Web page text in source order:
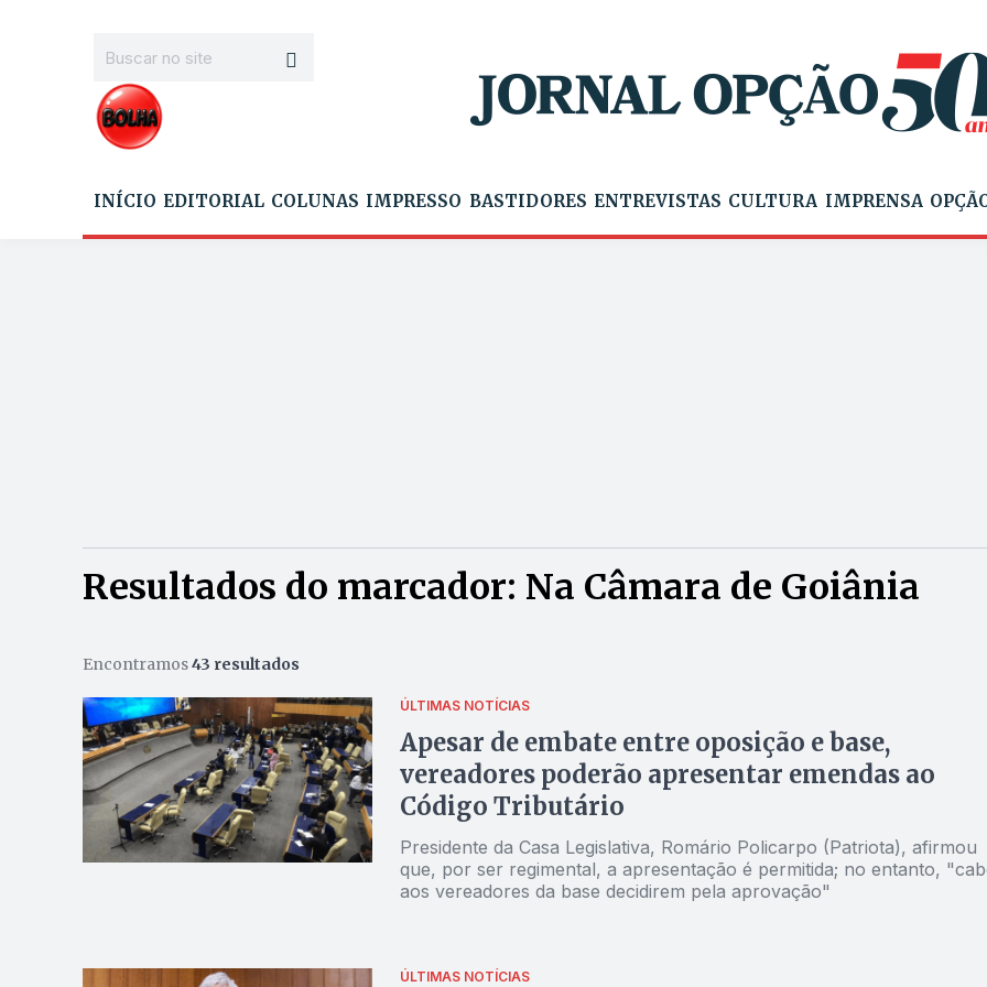
INÍCIO EDITORIAL COLUNAS IMPRESSO BASTIDORES ENTREVISTAS CULTURA IMPRENSA
Resultados do marcador: Na Câmara de Goiânia
Encontramos43 resultados
ÚLTIMAS NOTÍCIAS
Apesar de embate entre oposição e base,
vereadores poderão apresentar emendas ao
Código Tributário
Presidente da Casa Legislativa, Romário Policarpo (Patriota), afirmou
que, por ser regimental, a apresentação é permitida; no entanto,
aos vereadores da base decidirem pela aprovação"
ÚLTIMAS NOTÍCIAS